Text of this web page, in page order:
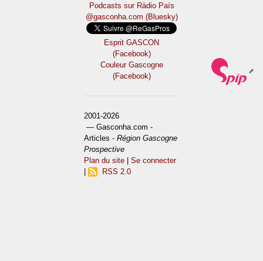
Podcasts sur Ràdio País
@gasconha.com (Bluesky)
Esprit GASCON
(Facebook)
Couleur Gascogne
(Facebook)
2001-2026
— Gasconha.com -
Articles -Région Gascogne
Prospective
Plan du site |Se connecter
RSS 2.0